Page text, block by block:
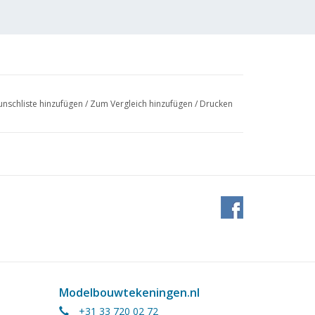
hinzufügen / Zum Vergleich hinzufügen / Drucken
Modelbouwtekeningen.nl
+31 33 720 02 72